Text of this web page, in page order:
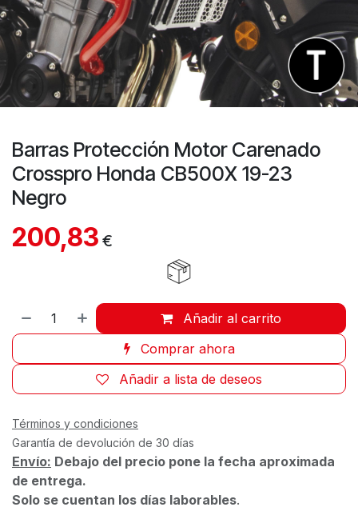
Barras Protección Motor Carenado
Crosspro Honda CB500X 19-23
Negro
200,83 €
Añadir al carrito
Comprar ahora
Añadir a lista de deseos
Términos y condiciones
Garantía de devolución de 30 días
Envío: Debajo del precio pone la fecha aproximada
de entrega.
Solo se cuentan los días laborables.